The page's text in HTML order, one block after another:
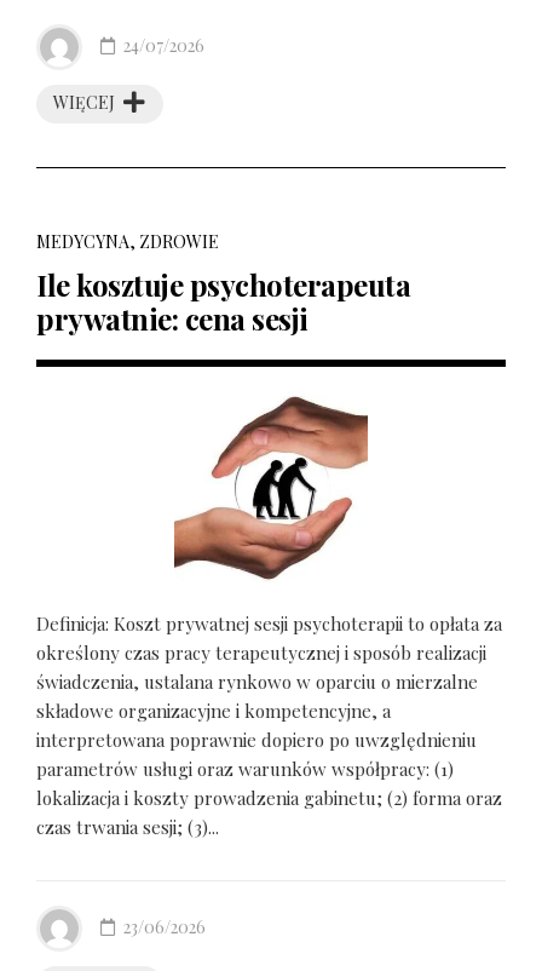
WIĘCEJ
24/07/2026
MEDYCYNA, ZDROWIE
Ile kosztuje psychoterapeuta
prywatnie: cena sesji
Definicja: Koszt prywatnej sesji psychoterapii to opłata za
określony czas pracy terapeutycznej i sposób realizacji
świadczenia, ustalana rynkowo w oparciu o mierzalne
składowe organizacyjne i kompetencyjne, a
interpretowana poprawnie dopiero po uwzględnieniu
parametrów usługi oraz warunków współpracy: (1)
lokalizacja i koszty prowadzenia gabinetu; (2) forma oraz
czas trwania sesji; (3)...
23/06/2026